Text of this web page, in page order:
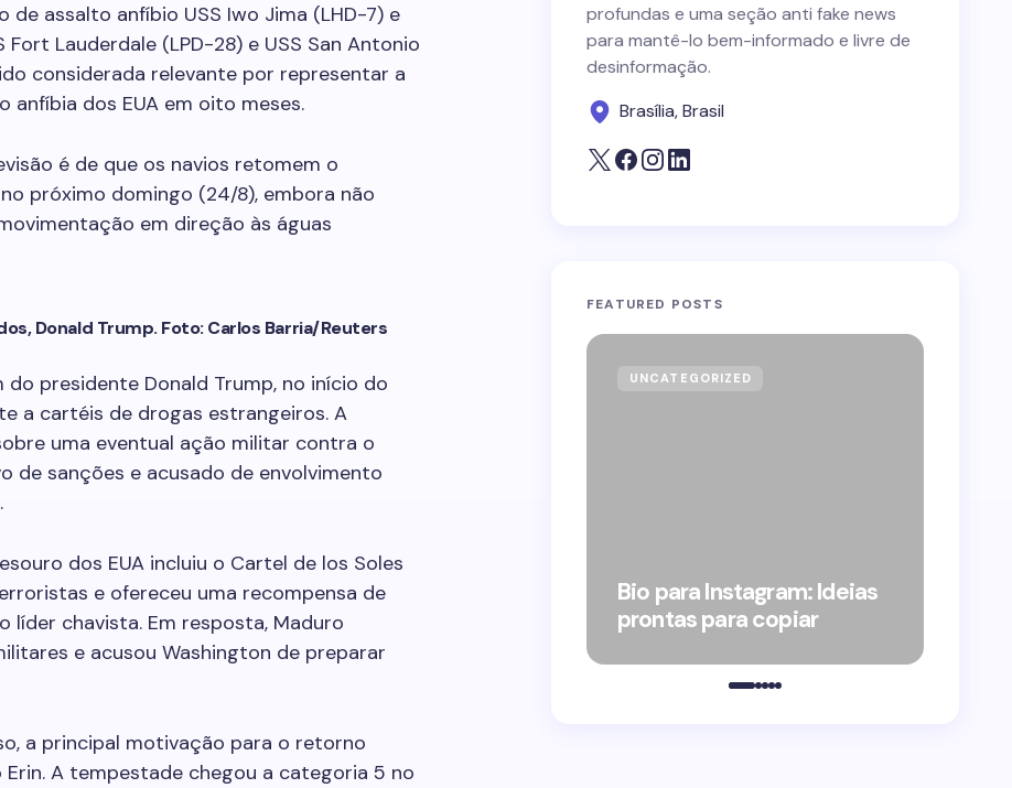
assalto anfíbio USS Iwo Jima (LHD-7) e
Lauderdale (LPD-28) e USS San Antonio
considerada relevante por representar a
dos EUA em oito meses.
é de que os navios retomem o
próximo domingo (24/8), embora não
em direção às águas
Donald Trump. Foto: Carlos Barria/Reuters
presidente Donald Trump, no início do
a cartéis de drogas estrangeiros. A
uma eventual ação militar contra o
de sanções e acusado de envolvimento
dos EUA incluiu o Cartel de los Soles
e ofereceu uma recompensa de
líder chavista. Em resposta, Maduro
e acusou Washington de preparar
a principal motivação para o retorno
A tempestade chegou a categoria 5 no
profundas e uma seção anti fake news
para mantê-lo bem-informado e livre de
desinformação.
Brasília, Brasil
FEATURED POSTS
UNCATEGORIZED
Bio para Instagram: Ideias
prontas para copiar